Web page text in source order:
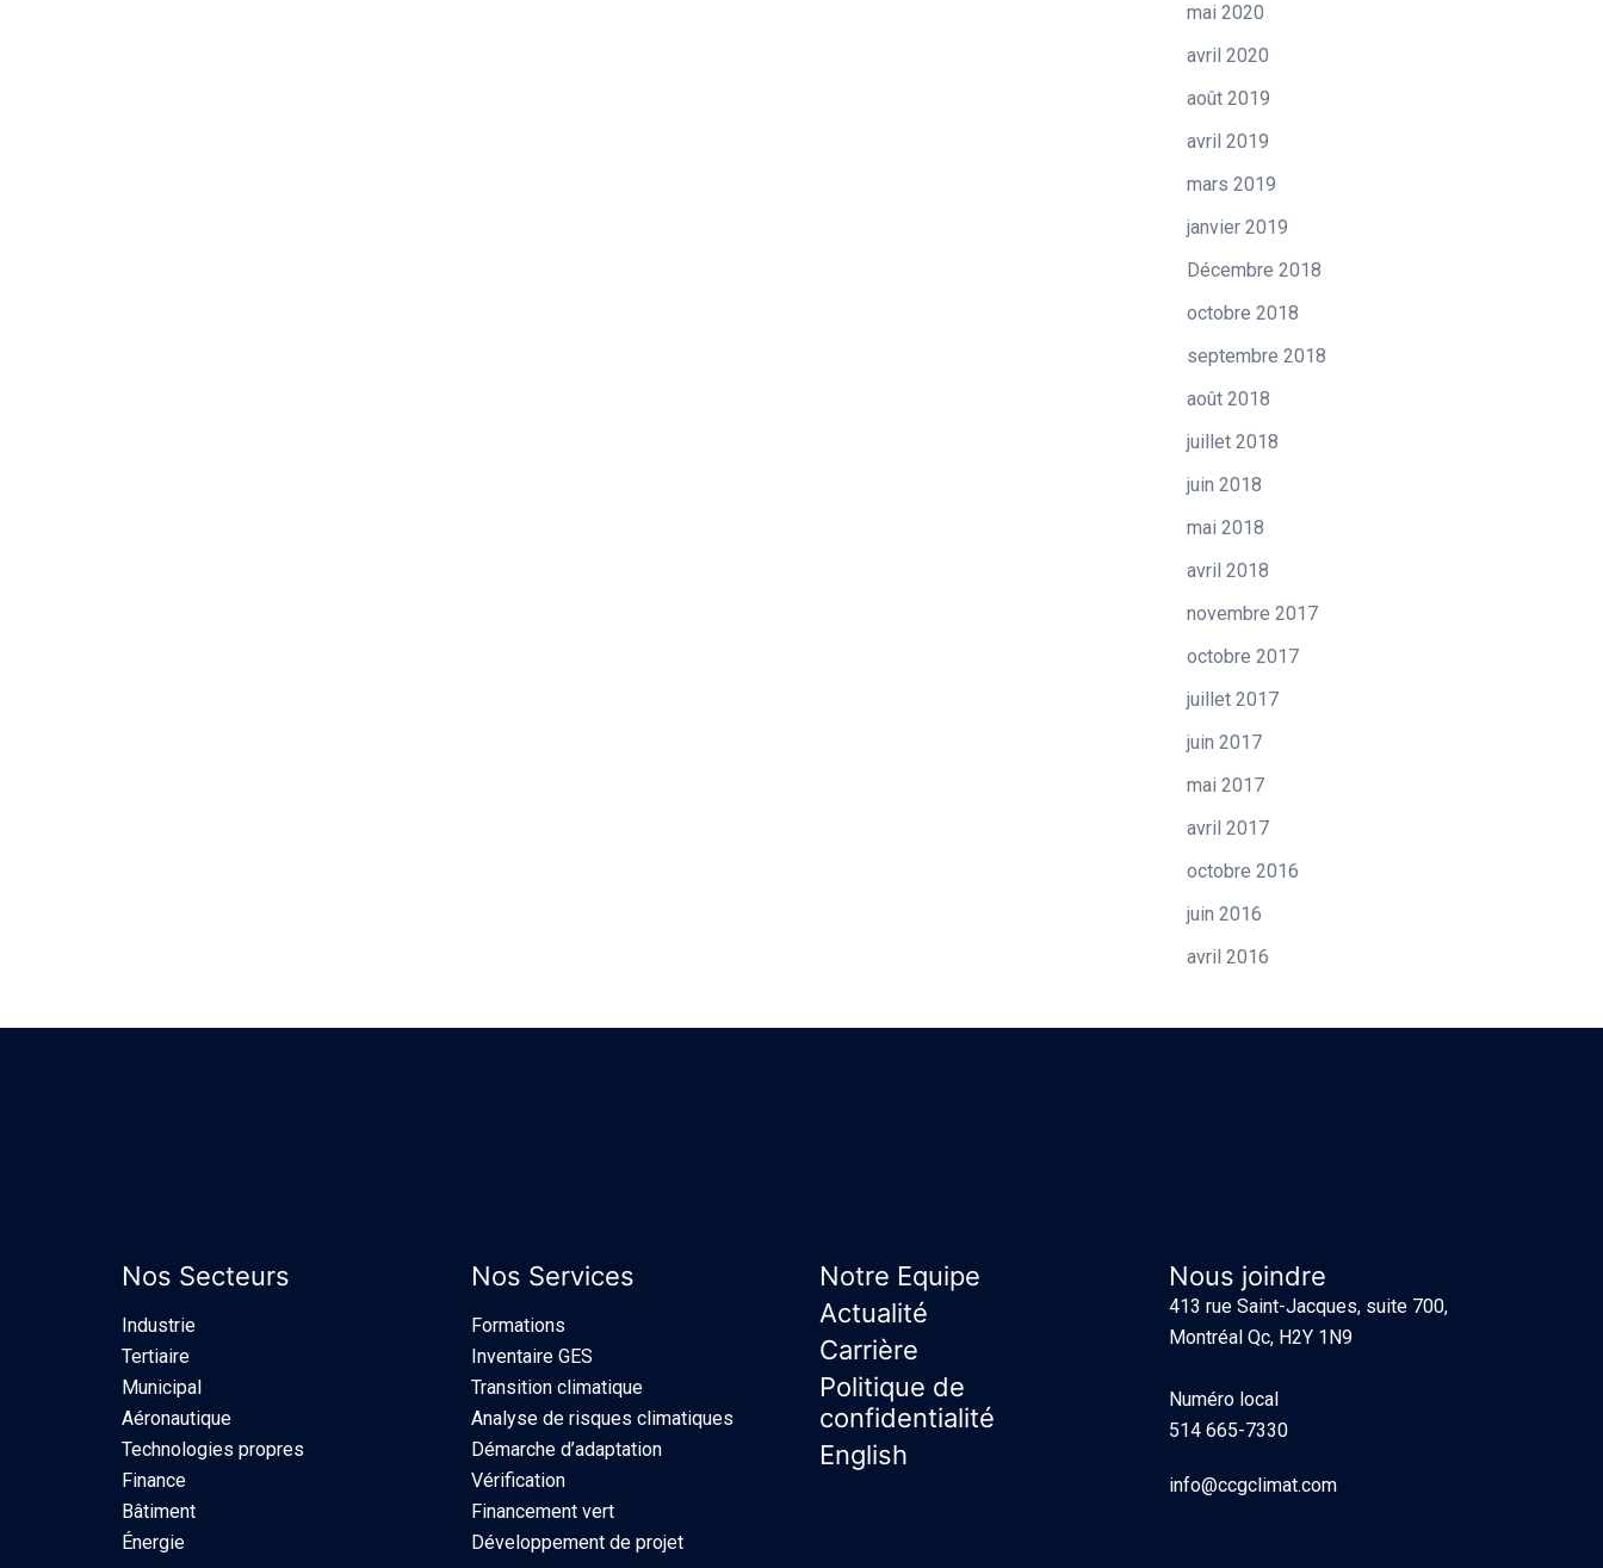
mai 2020
avril 2020
août 2019
avril 2019
mars 2019
janvier 2019
Décembre 2018
octobre 2018
septembre 2018
août 2018
juillet 2018
juin 2018
mai 2018
avril 2018
novembre 2017
octobre 2017
juillet 2017
juin 2017
mai 2017
avril 2017
octobre 2016
juin 2016
avril 2016
Nos Secteurs
Industrie​
Tertiaire
Municipal
Aéronautique
Technologies propres
Finance
Bâtiment
Énergie
Nos Services
Formations
Inventaire GES
Transition climatique
Analyse de risques climatiques
Démarche d’adaptation
Vérification
Financement vert
Développement de projet
Notre Equipe
Actualité
Carrière
Politique de
confidentialité
English
Nous joindre
413 rue Saint-Jacques, suite 700,
Montréal Qc, H2Y 1N9
Numéro local
514 665-7330
info@ccgclimat.com